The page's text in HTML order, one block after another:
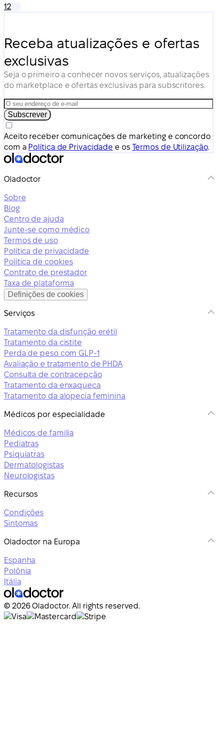
antibióticos. Se não for tratada, pode causar problemas
12
Receba atualizações e ofertas
exclusivas
Seja o primeiro a conhecer novos serviços, atualizações
do marketplace e ofertas exclusivas para subscritores.
Subscrever
Aceito receber comunicações de marketing e concordo
com a Política de Privacidade e os Termos de Utilização.
Oladoctor
Sobre
Blog
Centro de ajuda
Junte-se como médico
Termos de uso
Política de privacidade
Política de cookies
Contrato de prestador
Taxa de plataforma
Definições de cookies
Serviços
Tratamento da disfunção erétil
Tratamento da cistite
Perda de peso com GLP-1
Avaliação e tratamento de PHDA
Consulta de contracepção
Tratamento da enxaqueca
Tratamento da alopecia feminina
Médicos por especialidade
Médicos de família
Pediatras
Psiquiatras
Dermatologistas
Neurologistas
Recursos
Condições
Sintomas
Oladoctor na Europa
Espanha
Polônia
Itália
© 2026 Oladoctor. All rights reserved.